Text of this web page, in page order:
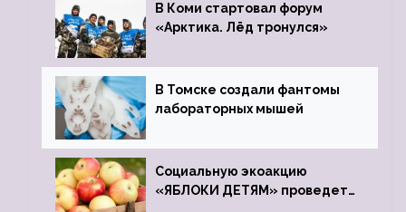
В Коми стартовал форум
«Арктика. Лёд тронулся»
В Томске создали фантомы
лабораторных мышей
Социальную экоакцию
«ЯБЛОКИ ДЕТЯМ» проведет